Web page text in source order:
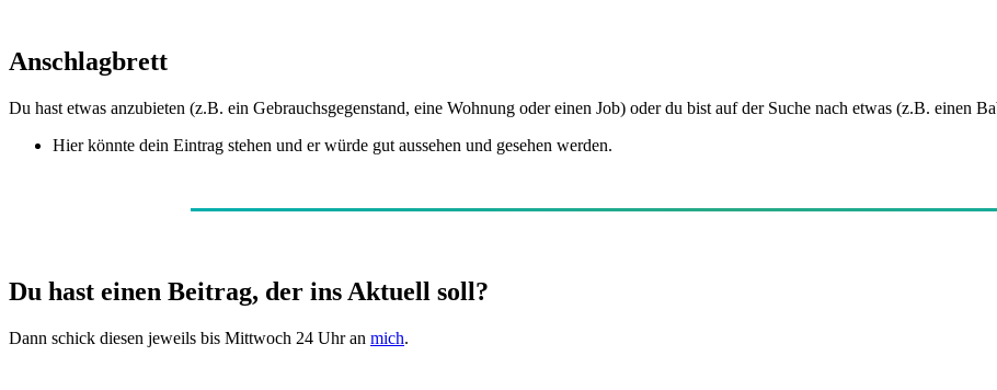
Anschlagbrett
Du hast etwas anzubieten (z.B. ein Gebrauchsgegenstand, eine Wohnung oder einen Job) oder du bist auf der Suche nach etwas (z.B. einen
Hier könnte dein Eintrag stehen und er würde gut aussehen und gesehen werden.
Du hast einen Beitrag, der ins Aktuell soll?
Dann schick diesen jeweils bis Mittwoch 24 Uhr an mich.